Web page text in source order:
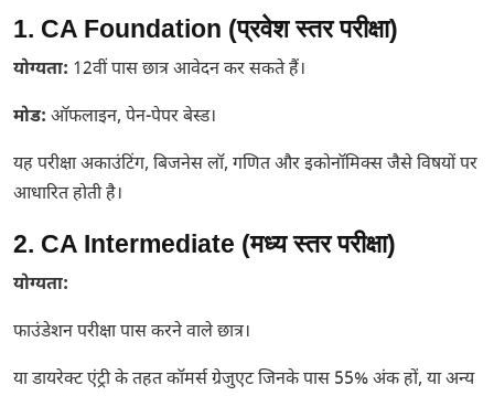
1. CA Foundation (प्रवेश स्तर परीक्षा)
योग्यता: 12वीं पास छात्र आवेदन कर सकते हैं।
मोड: ऑफलाइन, पेन-पेपर बेस्ड।
यह परीक्षा अकाउंटिंग, बिजनेस लॉ, गणित और इकोनॉमिक्स जैसे विषयों पर
आधारित होती है।
2. CA Intermediate (मध्य स्तर परीक्षा)
योग्यता:
फाउंडेशन परीक्षा पास करने वाले छात्र।
या डायरेक्ट एंट्री के तहत कॉमर्स ग्रेजुएट जिनके पास 55% अंक हों, या अन्य